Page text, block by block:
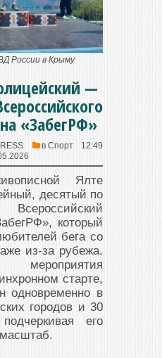
России в Крыму
—
«ЗабегРФ»
в Спорт
12:49
Ялте
десятый по
который
бега со
из-за рубежа.
мероприятия
старте,
одновременно в
городов и 30
его